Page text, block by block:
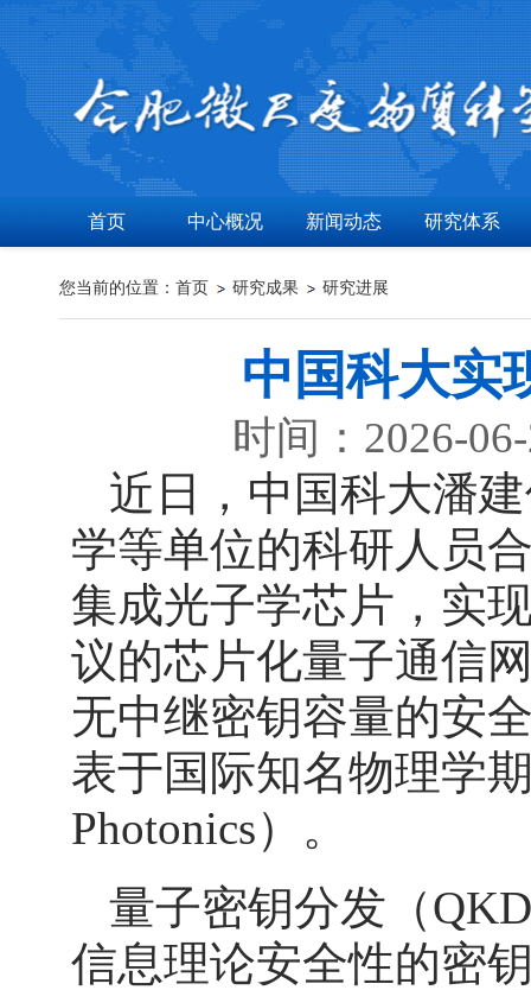
首页 中心概况 新闻动态 研究体系
您当前的位置： 首页 研究成果 研究进展
中国科大实
时间：2026-
近日，中国科大潘
学等单位的科研人员
集成光子学芯片，实
议的芯片化量子通信
无中继密钥容量的安
表于国际知名物理学
Photonics）。
量子密钥分发（
信息理论安全性的密